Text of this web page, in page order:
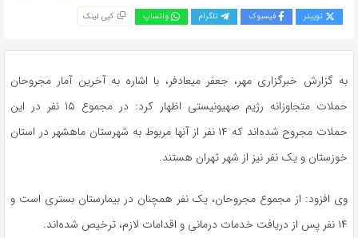
توییتر فیسبوک تلگرام واتساپ کپی لینک
به گزارش خبرگزاری مهر، جعفر میعادفر، با اشاره به آخرین آمار مجروحان
حملات متجاوزانه رژیم صهیونیستی اظهار کرد: در مجموع ۱۵ نفر در این
حملات مجروح شده‌اند که ۱۴ نفر از آنها مربوط به شهرستان ماهشهر در استان
خوزستان و یک نفر نیز از شهر تهران هستند.
وی افزود: از مجموع مجروحان، یک نفر همچنان در بیمارستان بستری است و
۱۴ نفر پس از دریافت خدمات درمانی و اقدامات لازم، ترخیص شده‌اند.